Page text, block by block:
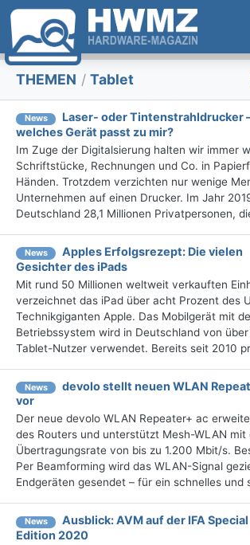
THEMEN / Tablet
News
Laser- oder Tintenstrahldrucker
welches Gerät passt zu mir?
Im Zuge der Digitalsierung halten wir immer
Schriftstücke, Rechnungen und Co. in
Händen. Trotzdem verzichten nur wenige
Unternehmen auf einen Drucker. Im Jahr
Deutschland 28,1 Millionen Privatpersonen,
News
Apples Erfolgsrezept: Die vielen
Gesichter des iPads
Mit rund 50 Millionen weltweit verkauften
verzeichnet das iPad über acht Prozent des
Technikgiganten Apple. Das Mobilgerät mit
Betriebssystem wird in Deutschland von
Tablet-Nutzer verwendet. Bereits seit 2010
News
devolo stellt neuen WLAN
vor
Der neue devolo WLAN Repeater+ ac
des Routers und unterstützt Mesh-WLAN mit
Übertragungsrate von bis zu 1.200 Mbit/s.
Per Beamforming wird das WLAN-Signal
Endgeräten gesendet – für ein schnelles und
News
Ausblick: AVM auf der IFA Special
Edition 2020